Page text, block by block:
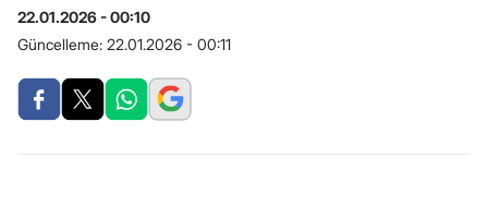
22.01.2026 - 00:10
Güncelleme: 22.01.2026 - 00:11